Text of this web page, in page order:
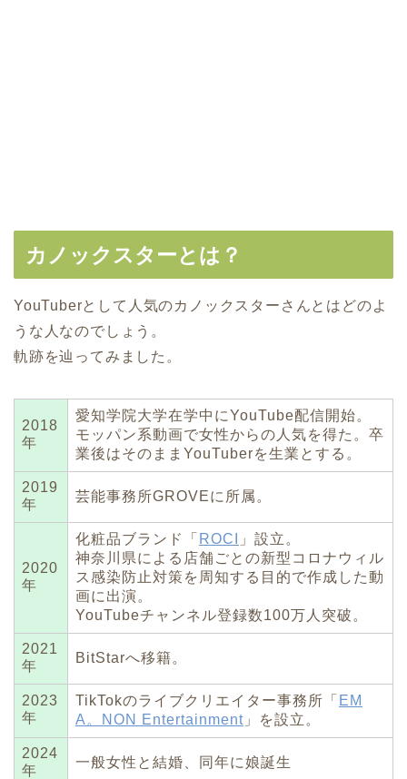
カノックスターとは？
YouTuberとして人気のカノックスターさんとはどのよ
うな人なのでしょう。
軌跡を辿ってみました。
2018
年
愛知学院大学在学中にYouTube配信開始。
モッパン系動画で女性からの人気を得た。卒
業後はそのままYouTuberを生業とする。
2019
年
芸能事務所GROVEに所属。
2020
年
化粧品ブランド「 ROCI
」設立。
神奈川県による店舗ごとの新型コロナウィル
ス感染防止対策を周知する目的で作成した動
画に出演。
YouTubeチャンネル登録数100万人突破。
2021
年
BitStarへ移籍。
2023
年
TikTokのライブクリエイター事務所「 EM
A。NON Entertainment 」を設立。
2024
年
一般女性と結婚、同年に娘誕生